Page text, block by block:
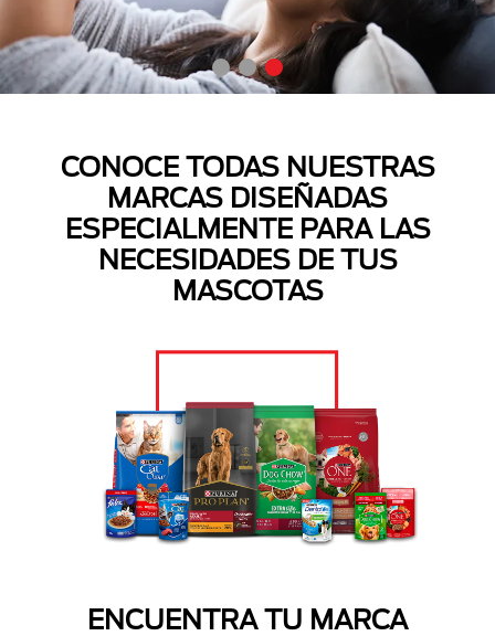
CONOCE TODAS NUESTRAS
MARCAS DISEÑADAS
ESPECIALMENTE PARA LAS
NECESIDADES DE TUS
MASCOTAS
ENCUENTRA TU MARCA